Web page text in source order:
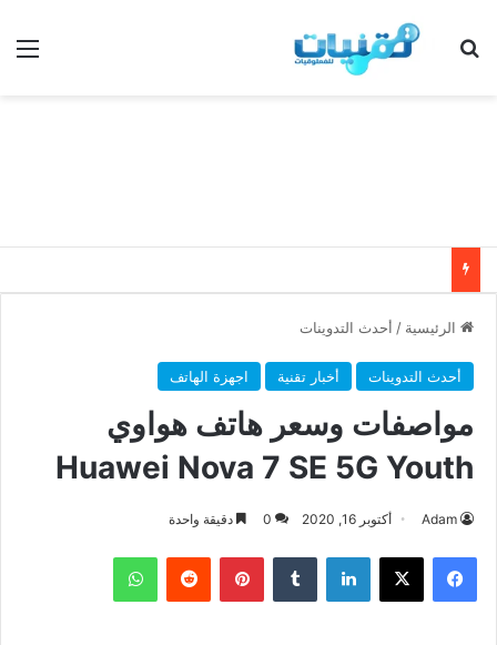
بحث عن
الرئيسية / أحدث التدوينات
أحدث التدوينات أخبار تقنية اجهزة الهاتف
مواصفات وسعر هاتف هواوي
Huawei Nova 7 SE 5G Youth
Adam أكتوبر 16, 2020 0 دقيقة واحدة
فيسبوك ‫X لينكدإن بينتيريست واتساب